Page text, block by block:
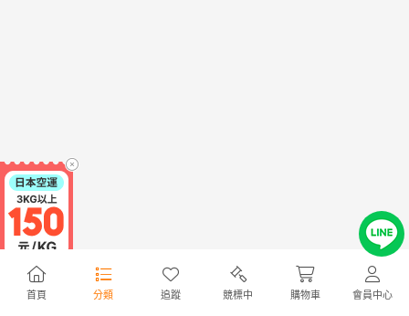
首頁 分類 追蹤 競標中 購物車 會員中心